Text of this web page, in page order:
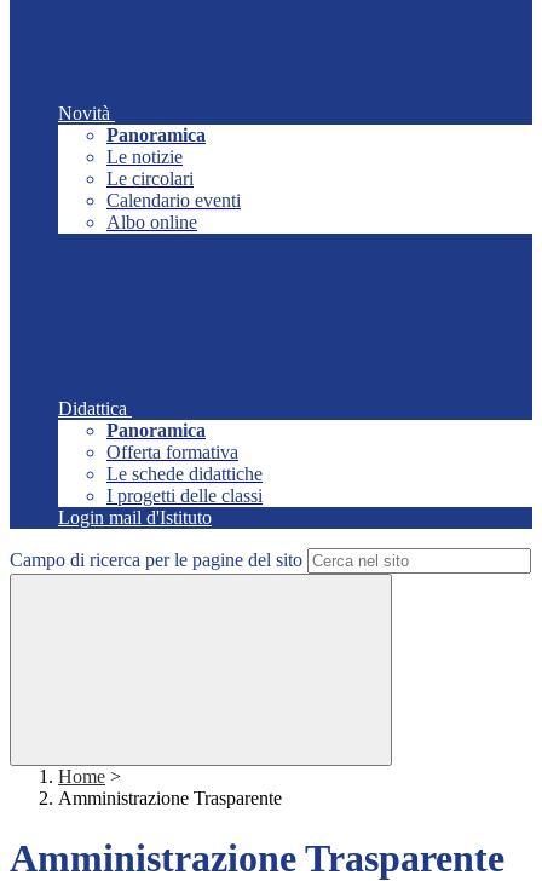
Novità
Panoramica
Le notizie
Le circolari
Calendario eventi
Albo online
Didattica
Panoramica
Offerta formativa
Le schede didattiche
I progetti delle classi
Login mail d'Istituto
Campo di ricerca per le pagine del sito
Home >
Amministrazione Trasparente
Amministrazione Trasparente